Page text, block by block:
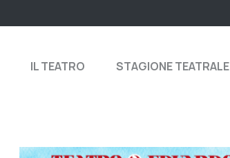
IL TEATRO STAGIONE TEATRALE